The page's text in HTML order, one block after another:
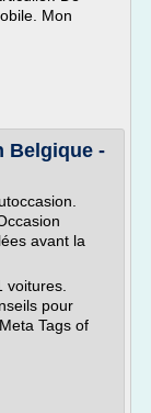
Mon
Belgique -
avant la
voitures.
pour
Tags of